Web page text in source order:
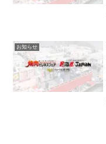
お知らせ